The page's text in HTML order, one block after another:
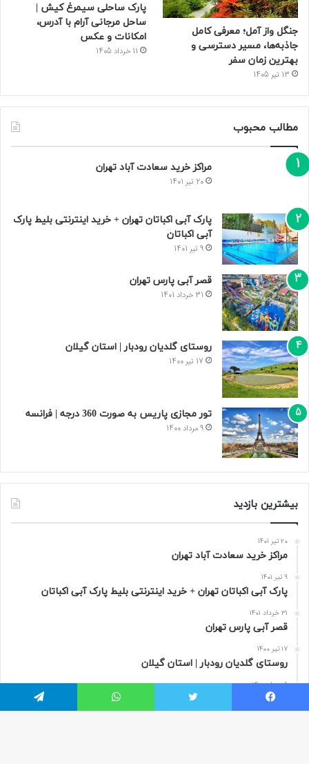
جنگل واز آمل؛ معرفی کامل
جاذبه‌ها، مسیر دسترسی و
بهترین زمان سفر
13 تیر 1405
پارک ساحلی سیمرغ کیش |
ساحل مرجانی آرام با آدرس،
امکانات و عکس
11 خرداد 1405
مطالب محبوب
مراکز خرید سعادت‌ آباد تهران
20 تیر 1401
آبی اکباتان
9 تیر 1401
31 خرداد 1401
17 تیر 1400
9 مرداد 1400
مراکز خرید سعادت‌ آباد تهران
پارک آبی اکباتان تهران + خرید اینترنتی بلیط پارک آبی اکباتان
31 خرداد 1401
قصر آبی پارس تهران
روستای گلدیان رودبار | استان گیلان
9 مرداد 1400
تور مجازی پاریس به صورت 360 درجه | فرانسه
فیسبوک توییتر واتس آپ تلگرام